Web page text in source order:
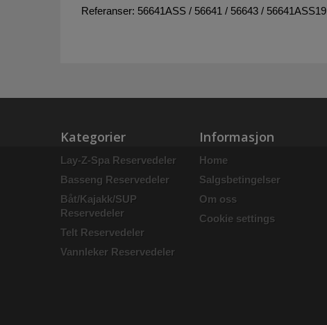
Referanser: 56641ASS / 56641 / 56643 / 56641ASS19
Kategorier
Lay-Z-Spa Reservedeler
Basseng Reservedeler
Båt/Kajakk/SUP
Reservedeler
Telt Reservedeler
Vannleker Reservedeler
Informasjon
Home
Salgsbetingelser
Om oss
Cookie settings